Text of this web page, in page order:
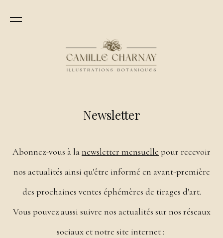
Newsletter
Abonnez-vous à lanewsletter mensuelle pour recevoir
nos actualités ainsi qu'être informé en avant-première
des prochaines ventes éphémères de tirages d'art.
Vous pouvez aussi suivre nos actualités sur nos réseaux
sociaux et notre site internet :